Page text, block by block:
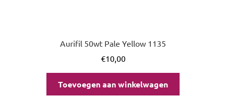
Aurifil 50wt Pale Yellow 1135
€10,00
Toevoegen aan winkelwagen